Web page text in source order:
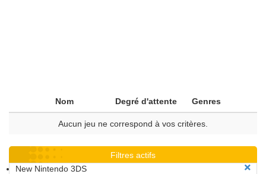
Nom Degré d'attente Genres
Aucun jeu ne correspond à vos critères.
Filtres actifs
New Nintendo 3DS